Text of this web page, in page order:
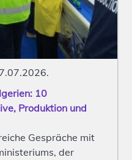
10
Produktion und
Gespräche mit
der